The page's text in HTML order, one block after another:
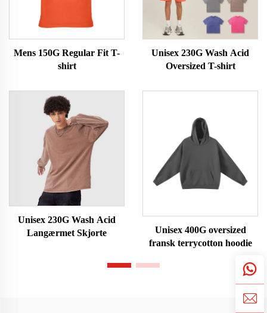
Mens 150G Regular Fit T-
shirt
Unisex 230G Wash Acid
Oversized T-shirt
Unisex 230G Wash Acid
Langærmet Skjorte
Unisex 400G oversized
fransk terrycotton hoodie